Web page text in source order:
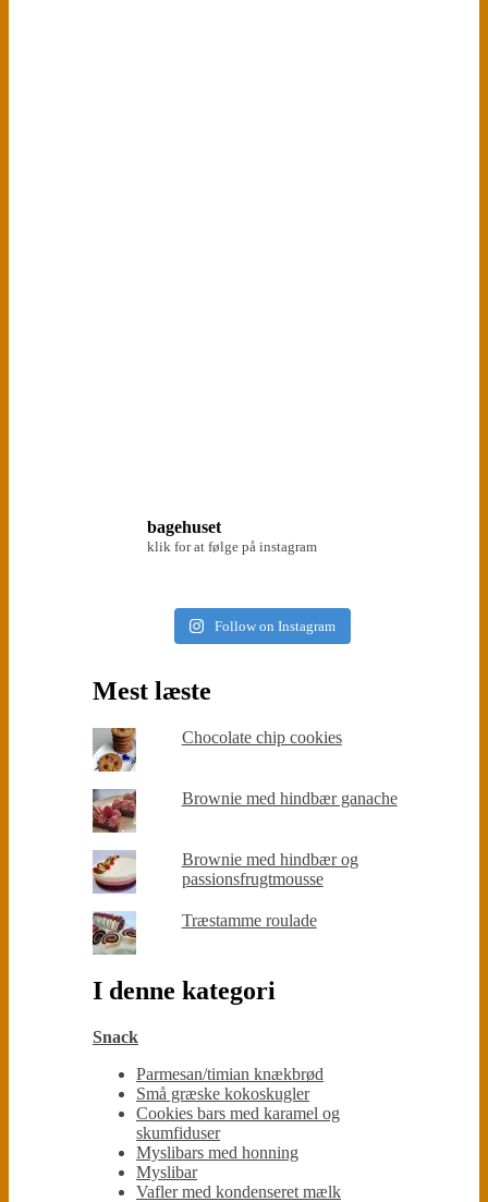
bagehuset
klik for at følge på instagram
Follow on Instagram
Mest læste
Chocolate chip cookies
Brownie med hindbær ganache
Brownie med hindbær og
passionsfrugtmousse
Træstamme roulade
I denne kategori
Snack
Parmesan/timian knækbrød
Små græske kokoskugler
Cookies bars med karamel og
skumfiduser
Myslibars med honning
Myslibar
Vafler med kondenseret mælk